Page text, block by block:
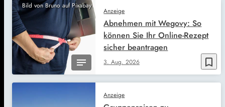
Bild von Bruno auf Pixabay
bookmark_border
Anzeige
3. Aug. 2026
Abnehmen mit Wegovy: So
können Sie Ihr Online-Rezept
sicher beantragen
Anzeige